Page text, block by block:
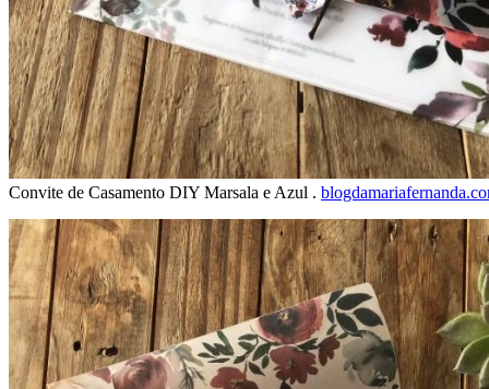
Convite de Casamento DIY Marsala e Azul .